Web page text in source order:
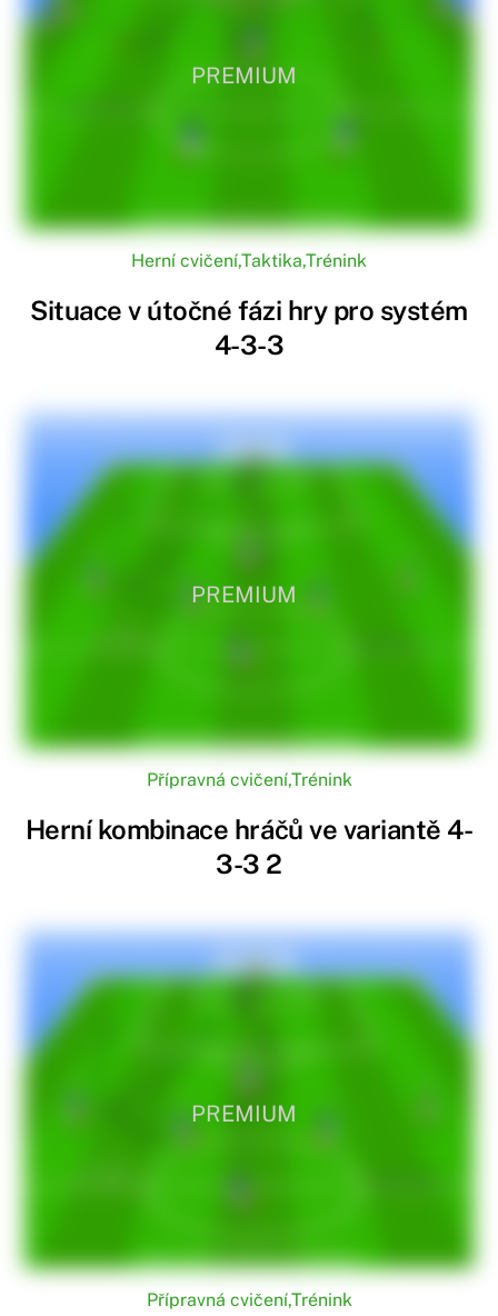
PREMIUM
Herní cvičení,Taktika,Trénink
Situace v útočné fázi hry pro systém
4-3-3
PREMIUM
Přípravná cvičení,Trénink
Herní kombinace hráčů ve variantě 4-
3-3 2
PREMIUM
Přípravná cvičení,Trénink